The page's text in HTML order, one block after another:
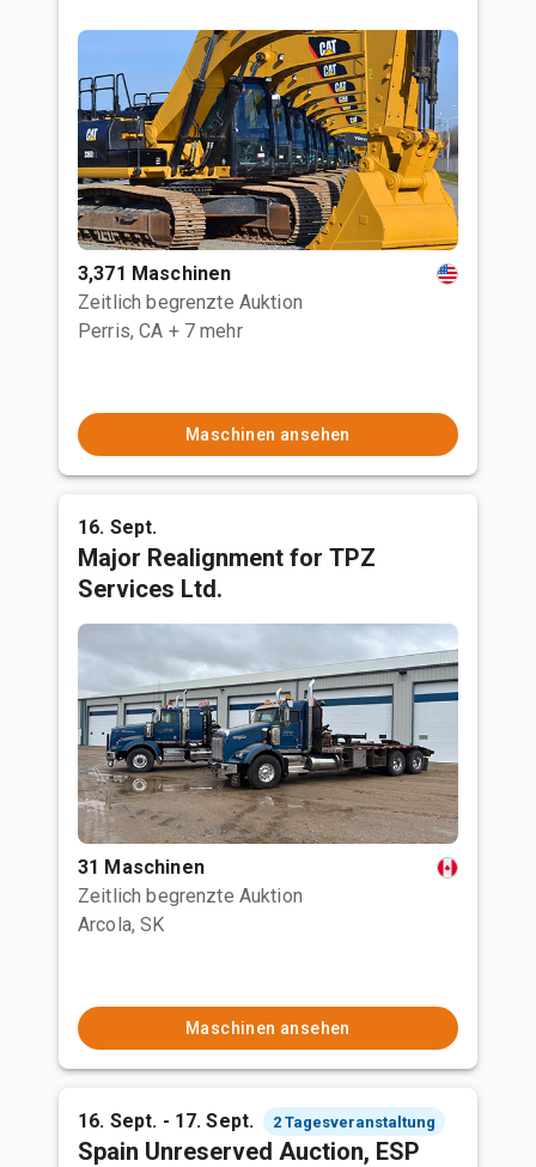
3,371 Maschinen
Zeitlich begrenzte Auktion
Perris, CA + 7 mehr
Maschinen ansehen
16. Sept.
Major Realignment for TPZ
Services Ltd.
31 Maschinen
Zeitlich begrenzte Auktion
Arcola, SK
Maschinen ansehen
16. Sept. - 17. Sept. 2 Tagesveranstaltung
Spain Unreserved Auction, ESP